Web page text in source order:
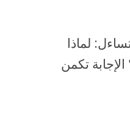
لماذا
الإجابة تكمن